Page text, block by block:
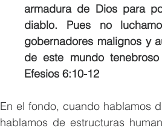
armadura de Dios para
diablo. Pues no
gobernadores malignos y
de este mundo
Efesios 6:10-12
En el fondo, cuando hablamos
hablamos de estructuras